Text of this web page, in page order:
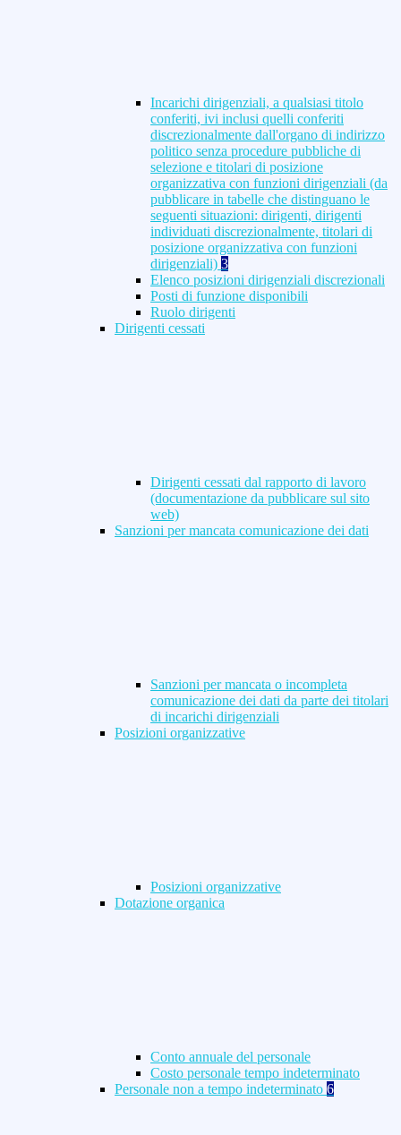
Incarichi dirigenziali, a qualsiasi titolo
conferiti, ivi inclusi quelli conferiti
discrezionalmente dall'organo di indirizzo
politico senza procedure pubbliche di
selezione e titolari di posizione
organizzativa con funzioni dirigenziali (da
pubblicare in tabelle che distinguano le
seguenti situazioni: dirigenti, dirigenti
individuati discrezionalmente, titolari di
posizione organizzativa con funzioni
dirigenziali) 3
Elenco posizioni dirigenziali discrezionali
Posti di funzione disponibili
Ruolo dirigenti
Dirigenti cessati
Dirigenti cessati dal rapporto di lavoro
(documentazione da pubblicare sul sito
web)
Sanzioni per mancata comunicazione dei dati
Sanzioni per mancata o incompleta
comunicazione dei dati da parte dei titolari
di incarichi dirigenziali
Posizioni organizzative
Posizioni organizzative
Dotazione organica
Conto annuale del personale
Costo personale tempo indeterminato
Personale non a tempo indeterminato 6